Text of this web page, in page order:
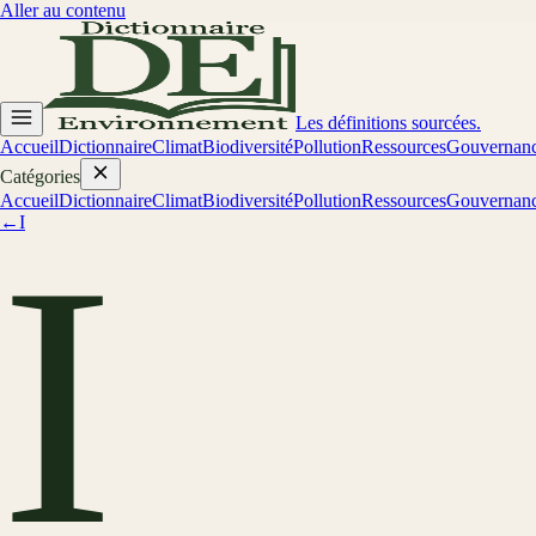
Aller au contenu
Les définitions sourcées.
AccueilDictionnaireClimatBiodiversitéPollutionRessources
Catégories
AccueilDictionnaireClimatBiodiversitéPollutionRessources
←I
I